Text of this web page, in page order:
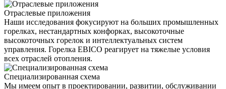
Отраслевые приложения
Наши исследования фокусируют на больших промышленных
горелках, нестандартных конфорках, высокоточные
высокоточных горелок и интеллектуальных систем
управления. Горелка EBICO реагирует на тяжелые условия
всех отраслей отопления.
Специализированная схема
Мы имеем опыт в проектировании, развитии, обслуживании